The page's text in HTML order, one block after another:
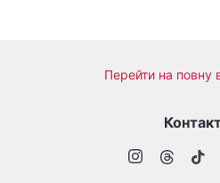
Перейти на повну